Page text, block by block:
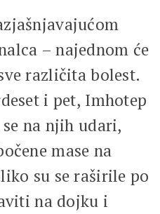
– najednom će
različita bolest.
i pet, Imhotep
na njih udari,
mase na
su se raširile po
na dojku i